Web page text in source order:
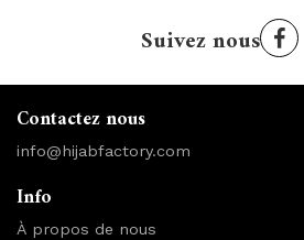
Suivez nous
Contactez nous
info@hijabfactory.com
Info
À propos de nous